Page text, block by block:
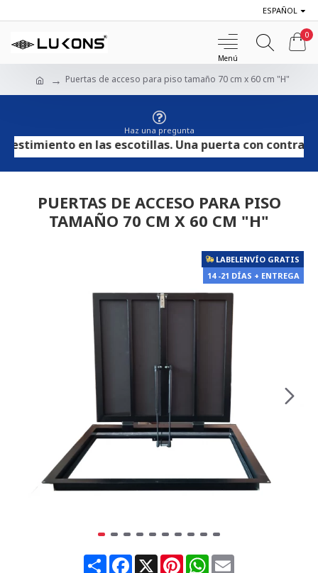
ESPAÑOL
0
Puertas de acceso para piso tamaño 70 cm x 60 cm "H"
Haz una pregunta
en las escotillas. Una puerta con
PUERTAS DE ACCESO PARA PISO
TAMAÑO 70 CM X 60 CM "H"
LABELENVÍO GRATIS
14 -21 DÍAS + ENTREGA
ShareFacebook
X PinterestWhatsApp
Email